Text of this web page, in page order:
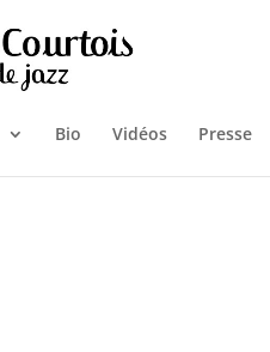
Bio Vidéos Presse